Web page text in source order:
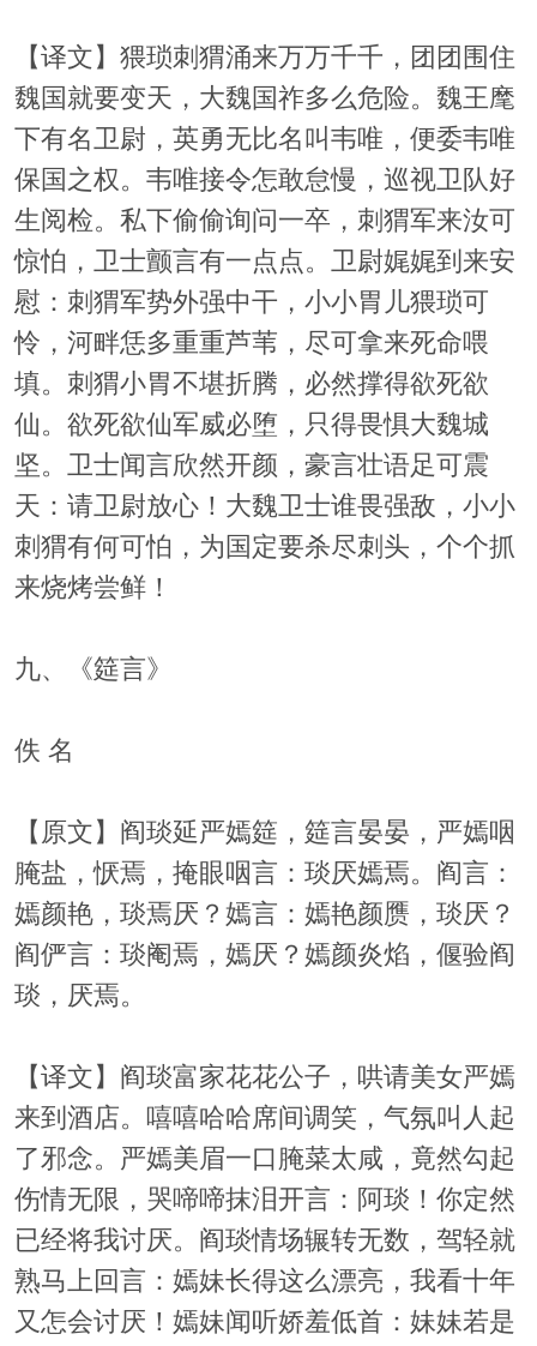
【译文】猥琐刺猬涌来万万千千，团团围住
魏国就要变天，大魏国祚多么危险。魏王麾
下有名卫尉，英勇无比名叫韦唯，便委韦唯
保国之权。韦唯接令怎敢怠慢，巡视卫队好
生阅检。私下偷偷询问一卒，刺猬军来汝可
惊怕，卫士颤言有一点点。卫尉娓娓到来安
慰：刺猬军势外强中干，小小胃儿猥琐可
怜，河畔恁多重重芦苇，尽可拿来死命喂
填。刺猬小胃不堪折腾，必然撑得欲死欲
仙。欲死欲仙军威必堕，只得畏惧大魏城
坚。卫士闻言欣然开颜，豪言壮语足可震
天：请卫尉放心！大魏卫士谁畏强敌，小小
刺猬有何可怕，为国定要杀尽刺头，个个抓
来烧烤尝鲜！
九、《筵言》
佚 名
【原文】阎琰延严嫣筵，筵言晏晏，严嫣咽
腌盐，恹焉，掩眼咽言：琰厌嫣焉。阎言：
嫣颜艳，琰焉厌？嫣言：嫣艳颜赝，琰厌？
阎俨言：琰阉焉，嫣厌？嫣颜炎焰，偃验阎
琰，厌焉。
【译文】阎琰富家花花公子，哄请美女严嫣
来到酒店。嘻嘻哈哈席间调笑，气氛叫人起
了邪念。严嫣美眉一口腌菜太咸，竟然勾起
伤情无限，哭啼啼抹泪开言：阿琰！你定然
已经将我讨厌。阎琰情场辗转无数，驾轻就
熟马上回言：嫣妹长得这么漂亮，我看十年
又怎会讨厌！嫣妹闻听娇羞低首：妹妹若是